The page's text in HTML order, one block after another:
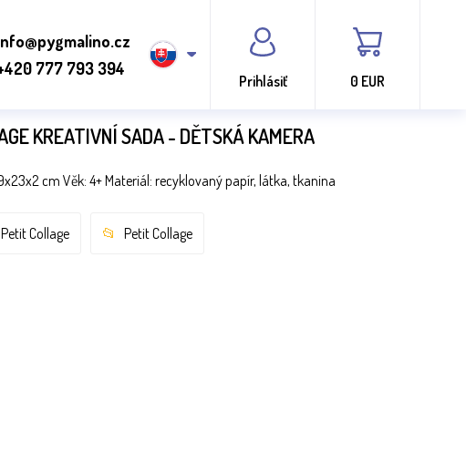
777 793 394
Prihlásiť 0 EUR
KREATIVNÍ SADA - DĚTSKÁ KAMERA
cm Věk: 4+ Materiál: recyklovaný papír, látka, tkanina
Petit Collage Petit Collage